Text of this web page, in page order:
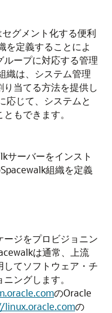
グメント化する便利
を定義することによ
ループに対応する管理
織は、システム管理
当てる方法を提供し
応じて、システムと
もできます。
サーバーをインスト
組織を定義
ージをプロビジョニン
は通常、上流
てソフトウェア・チ
ングします。
のOracle
linux.oracle.comの